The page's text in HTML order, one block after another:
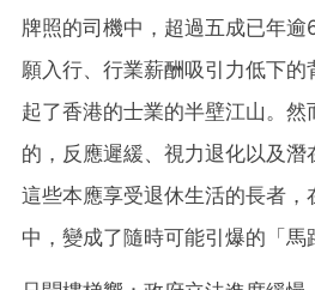
牌照的司機中，超過五成已年
願入行、行業薪酬吸引力低下
起了香港的士業的半壁江山。
的，反應遲緩、視力退化以及
這些本應享受退休生活的長者
中，變成了隨時可能引爆的「馬